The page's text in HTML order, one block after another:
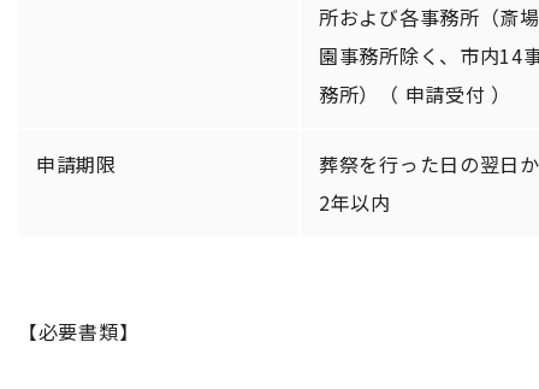
所および各事務所（斎
園事務所除く、市内14
務所）（ 申請受付 ）
申請期限
葬祭を行った日の翌日
2年以内
【必要書類】